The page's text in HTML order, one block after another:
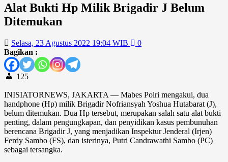
Alat Bukti Hp Milik Brigadir J Belum
Ditemukan
Selasa, 23 Agustus 2022 19:04 WIB
0
Bagikan :
125
INISIATORNEWS, JAKARTA — Mabes Polri mengakui, dua
handphone (Hp) milik Brigadir Nofriansyah Yoshua Hutabarat (J),
belum ditemukan. Dua Hp tersebut, merupakan salah satu alat bukti
penting, dalam pengungkapan, dan penyidikan kasus pembunuhan
berencana Brigadir J, yang menjadikan Inspektur Jenderal (Irjen)
Ferdy Sambo (FS), dan isterinya, Putri Candrawathi Sambo (PC)
sebagai tersangka.